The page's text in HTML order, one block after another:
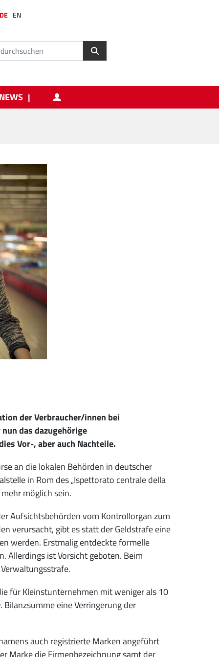
DE EN
der Verbraucher/innen bei
das dazugehörige
Vor-, aber auch Nachteile.
an die lokalen Behörden in deutscher
in Rom des „Ispettorato centrale della
möglich sein.
Aufsichtsbehörden vom Kontrollorgan zum
verursacht, gibt es statt der Geldstrafe eine
werden. Erstmalig entdeckte formelle
Allerdings ist Vorsicht geboten. Beim
für Kleinstunternehmen mit weniger als 10
eine Verringerung der
auch registrierte Marken angeführt
Marke die Firmenbezeichnung samt der